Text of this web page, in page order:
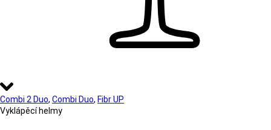
Combi 2 Duo, Combi Duo, Fibr UP
Vyklápěcí helmy